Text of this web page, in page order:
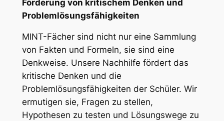
Förderung von kritischem Denken und
Problemlösungsfähigkeiten
MINT-Fächer sind nicht nur eine Sammlung
von Fakten und Formeln, sie sind eine
Denkweise. Unsere Nachhilfe fördert das
kritische Denken und die
Problemlösungsfähigkeiten der Schüler. Wir
ermutigen sie, Fragen zu stellen,
Hypothesen zu testen und Lösungswege zu